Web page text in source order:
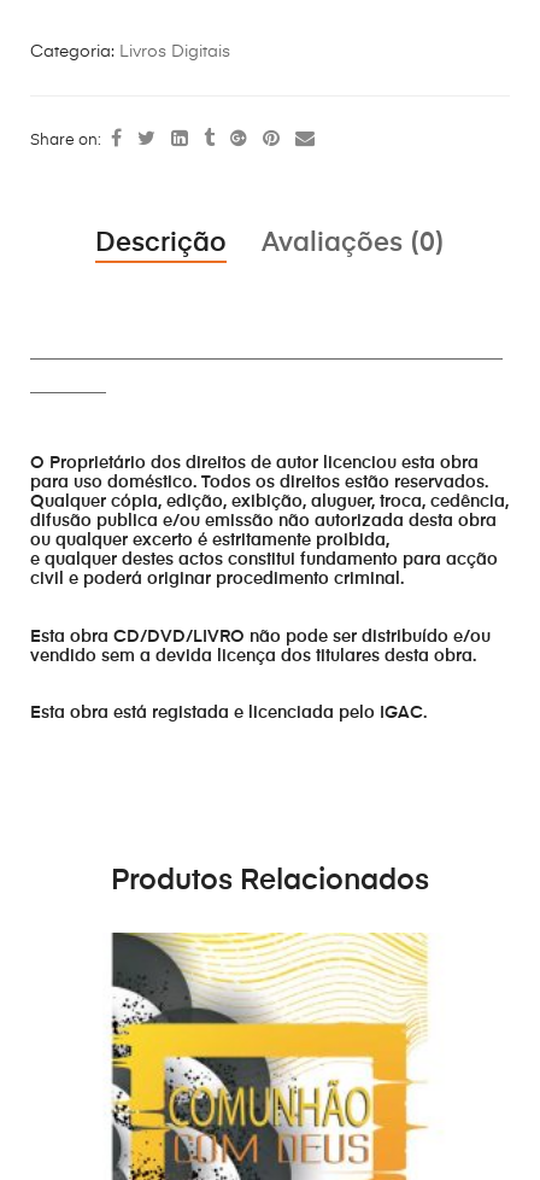
Categoria: Livros Digitais
Share on:
Descrição Avaliações (0)
O Proprietário dos direitos de autor licenciou esta obra
para uso doméstico. Todos os direitos estão reservados.
Qualquer cópia, edição, exibição, aluguer, troca, cedência,
difusão publica e/ou emissão não autorizada desta obra
ou qualquer excerto é estritamente proibida,
e qualquer destes actos constitui fundamento para acção
civil e poderá originar procedimento criminal.
Esta obra CD/DVD/LIVRO não pode ser distribuído e/ou
vendido sem a devida licença dos titulares desta obra.
Esta obra está registada e licenciada pelo IGAC.
Produtos Relacionados